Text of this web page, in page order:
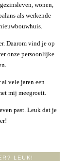
wonen,
als werkende
Daarom vind je op
onze persoonlijke
vele jaren een
mij meegroeit.
past. Leuk dat je
LEUK!